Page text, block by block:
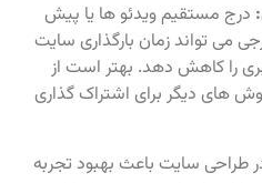
درج مستقیم ویدئو ها یا پیش‌
می‌ تواند زمان بارگذاری سایت
را کاهش دهد. بهتر است از
های دیگر برای اشتراک‌ گذاری
طراحی سایت باعث بهبود تجربه